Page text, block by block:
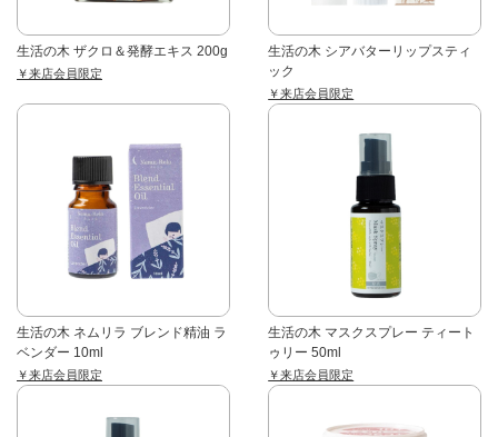
生活の木 ザクロ＆発酵エキス 200g
￥来店会員限定
生活の木 シアバターリップスティ
ック
￥来店会員限定
生活の木 ネムリラ ブレンド精油 ラ
ベンダー 10ml
￥来店会員限定
生活の木 マスクスプレー ティート
ゥリー 50ml
￥来店会員限定